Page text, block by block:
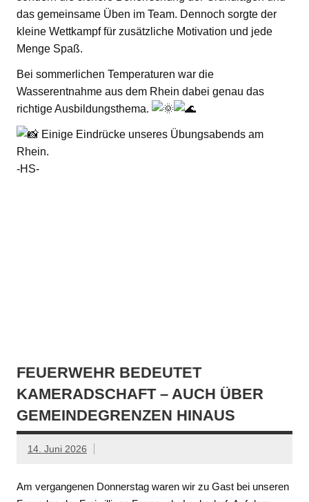
das gemeinsame Üben im Team. Dennoch sorgte der
kleine Wettkampf für zusätzliche Motivation und jede
Menge Spaß.
Bei sommerlichen Temperaturen war die
Wasserentnahme aus dem Rhein dabei genau das
richtige Ausbildungsthema.
Einige Eindrücke unseres Übungsabends am
Rhein.
-HS-
FEUERWEHR BEDEUTET
KAMERADSCHAFT – AUCH ÜBER
GEMEINDEGRENZEN HINAUS
14. Juni 2026
Am vergangenen Donnerstag waren wir zu Gast bei unseren